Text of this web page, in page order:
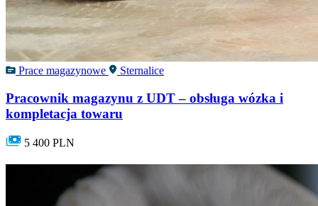
Prace magazynowe Sternalice
Pracownik magazynu z UDT – obsługa wózka i
kompletacja towaru
5 400 PLN